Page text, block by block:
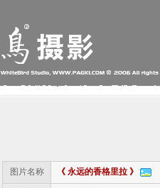
图片名称 《 永远的香格里拉 》